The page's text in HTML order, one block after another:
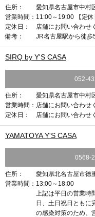
住所：
愛知県名古屋市中村
営業時間： 11:00～19:00 【定
定休日：
店舗にお問い合わせ
備考：
JR名古屋駅から徒歩
SIRQ by Y'S CASA
052-
住所：
愛知県名古屋市中村
営業時間： 店舗にお問い合わせ
定休日：
店舗にお問い合わせ
YAMATOYA Y'S CASA
0568-
住所：
愛知県北名古屋市徳
営業時間： 13:00～18:00
上記は平日の営業
日、土日祝日とも
の感染対策のため、